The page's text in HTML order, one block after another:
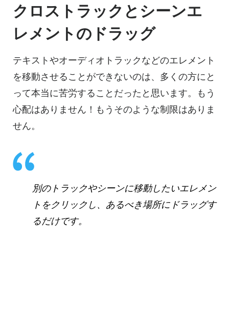
クロストラックとシーンエ
レメントのドラッグ
テキストやオーディオトラックなどのエレメント
を移動させることができないのは、多くの方にと
って本当に苦労することだったと思います。もう
心配はありません！もうそのような制限はありま
せん。
別のトラックやシーンに移動したいエレメン
トをクリックし、あるべき場所にドラッグす
るだけです。